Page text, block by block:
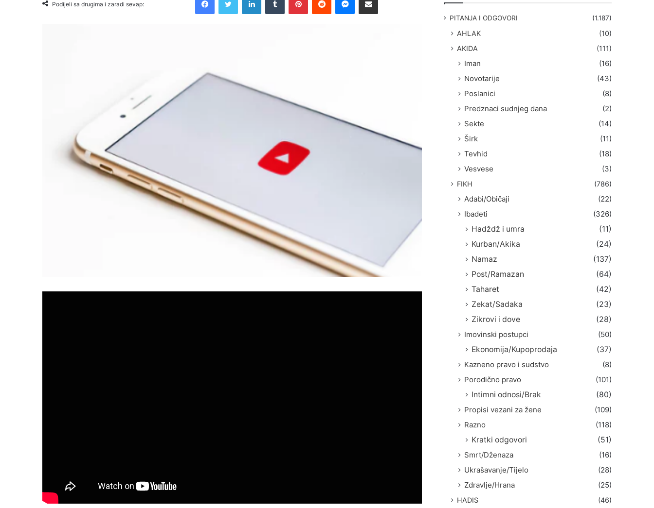
Podijeli sa drugima i zaradi sevap:
PITANJA I ODGOVORI (1.187)
AHLAK
(10)
AKIDA
(111)
Iman
(16)
Novotarije
(43)
Poslanici
(8)
Predznaci sudnjeg dana
(2)
Sekte
(14)
Širk
(11)
Tevhid
(18)
Vesvese
(3)
FIKH (786)
Adabi/Običaji
(22)
Ibadeti
(326)
Hadždž i umra
(11)
Kurban/Akika
(24)
Namaz
(137)
Post/Ramazan
(64)
Taharet
(42)
Zekat/Sadaka
(23)
Zikrovi i dove
(28)
Imovinski postupci
(50)
Ekonomija/Kupoprodaja
(37)
Kazneno pravo i sudstvo
(8)
Porodično pravo
(101)
Intimni odnosi/Brak
(80)
Propisi vezani za žene
(109)
Razno
(118)
Kratki odgovori
(51)
Smrt/Dženaza
(16)
Ukrašavanje/Tijelo
(28)
Zdravlje/Hrana
(25)
HADIS (46)